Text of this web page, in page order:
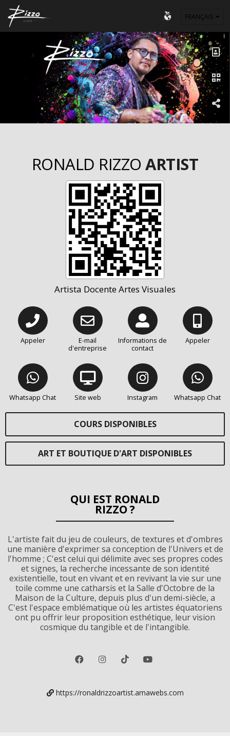
FRANÇAIS
RONALD RIZZOARTIST
Artista Docente Artes Visuales
Appeler
E-mail
d'entreprise
Informations de
contact
Appeler
Whatsapp Chat Site web Instagram Whatsapp Chat
COURS DISPONIBLES
ART ET BOUTIQUE D'ART DISPONIBLES
QUI EST RONALD
RIZZO ?
L'artiste fait du jeu de couleurs, de textures et d'ombres
une manière d'exprimer sa conception de l'Univers et de
l'homme ; C'est celui qui délimite avec ses propres codes
et signes, la recherche incessante de son identité
existentielle, tout en vivant et en revivant la vie sur une
toile comme une catharsis et la Salle d'Octobre de la
Maison de la Culture, depuis plus d'un demi-siècle, a
C'est l'espace emblématique où les artistes équatoriens
ont pu offrir leur proposition esthétique, leur vision
cosmique du tangible et de l'intangible.
https://ronaldrizzoartist.amawebs.com